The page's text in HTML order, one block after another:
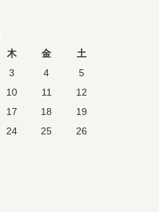
木 金
土
3 4
5
10 11
12
17 18
19
24 25
26